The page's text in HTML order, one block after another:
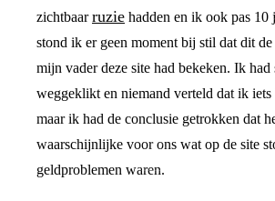
zichtbaarruzie hadden en ik ook pas 10
stond ik er geen moment bij stil dat dit de
mijn vader deze site had bekeken. Ik had
weggeklikt en niemand verteld dat ik iets
maar ik had de conclusie getrokken dat
waarschijnlijke voor ons wat op de site
geldproblemen waren.